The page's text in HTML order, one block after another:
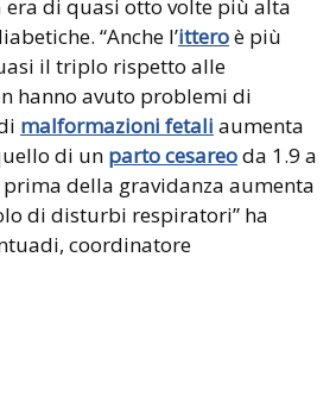
di quasi otto volte più alta
“Anche l’itteroè più
il triplo rispetto alle
hanno avuto problemi di
malformazioni fetali aumenta
di un parto cesareoda 1.9 a
della gravidanza aumenta
di disturbi respiratori” ha
coordinatore